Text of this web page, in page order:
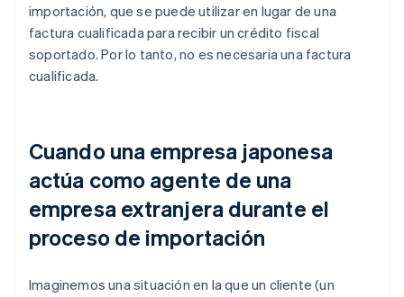
importación, que se puede utilizar en lugar de una
factura cualificada para recibir un crédito fiscal
soportado. Por lo tanto, no es necesaria una factura
cualificada.
Cuando una empresa japonesa
actúa como agente de una
empresa extranjera durante el
proceso de importación
Imaginemos una situación en la que un cliente (un